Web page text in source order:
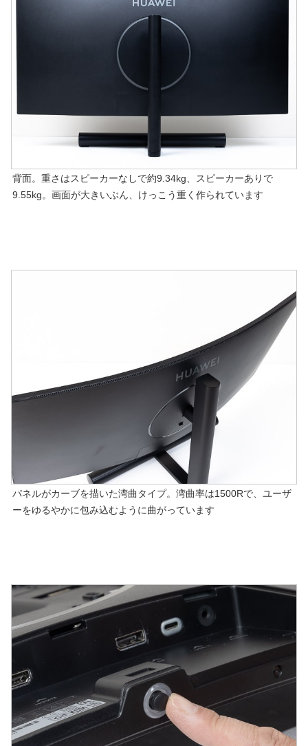
背面。重さはスピーカーなしで約9.34kg、スピーカーありで
9.55kg。画面が大きいぶん、けっこう重く作られています
パネルがカーブを描いた湾曲タイプ。湾曲率は1500Rで、ユーザ
ーをゆるやかに包み込むように曲がっています